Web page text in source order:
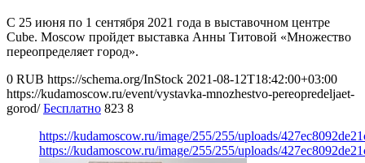
С 25 июня по 1 сентября 2021 года в выставочном центре
Cube. Moscow пройдет выставка Анны Титовой «Множество
переопределяет город».
0 RUB https://schema.org/InStock 2021-08-12T18:42:00+03:00
https://kudamoscow.ru/event/vystavka-mnozhestvo-pereopredeljaet-
gorod/ Бесплатно 823 8
https://kudamoscow.ru/image/255/255/uploads/
https://kudamoscow.ru/image/255/255/uploads/